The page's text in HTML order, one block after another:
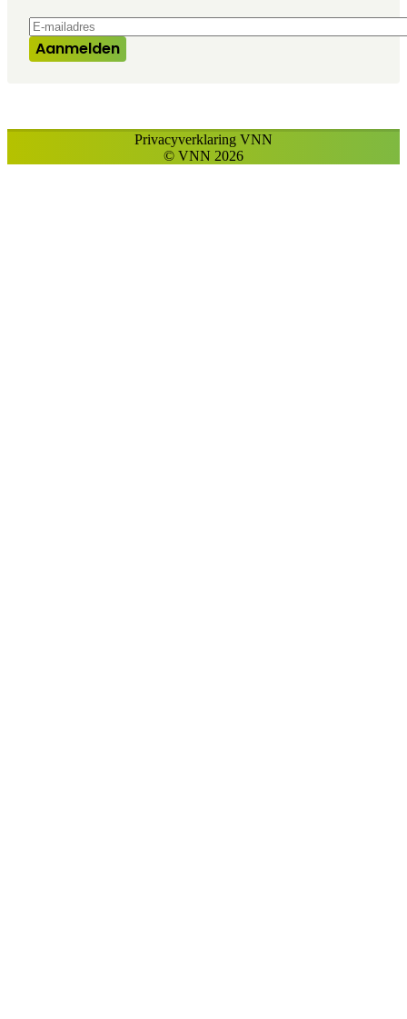
E-mailadres
Aanmelden
© VNN 2026
Privacyverklaring VNN